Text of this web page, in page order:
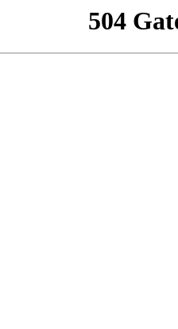
504